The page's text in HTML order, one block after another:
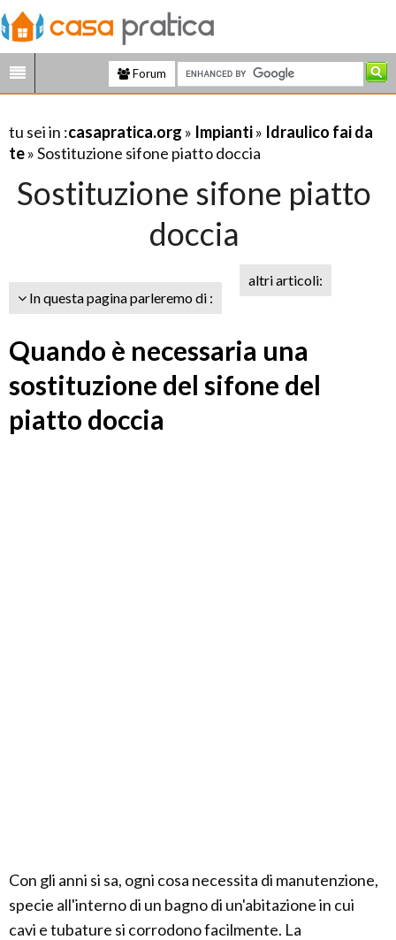
Forum
tu sei in :casapratica.org » Impianti» Idraulico fai da
te» Sostituzione sifone piatto doccia
Sostituzione sifone piatto
doccia
In questa pagina parleremo di :
altri articoli:
Quando è necessaria una
sostituzione del sifone del
piatto doccia
Con gli anni si sa, ogni cosa necessita di manutenzione,
specie all'interno di un bagno di un'abitazione in cui
cavi e tubature si corrodono facilmente. La